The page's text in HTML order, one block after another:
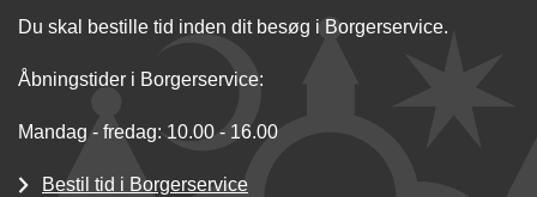
Du skal bestille tid inden dit besøg i Borgerservice.
Åbningstider i Borgerservice:
Mandag - fredag: 10.00 - 16.00
Bestil tid i Borgerservice